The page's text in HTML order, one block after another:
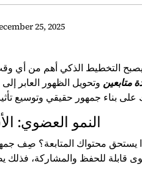
25, 2025
يصبح التخطيط الذكي أهم من أي
متابعين وتحويل الظهور العابر
النمو العضوي:
يستحق محتواك المتابعة؟ صِف
قابلة للحفظ والمشاركة، فذلك